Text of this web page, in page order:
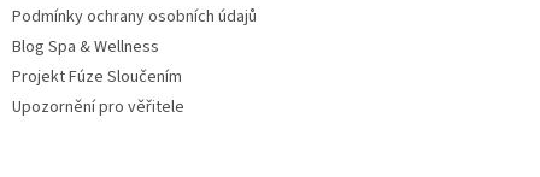
Podmínky ochrany osobních údajů
Blog Spa & Wellness
Projekt Fúze Sloučením
Upozornění pro věřitele